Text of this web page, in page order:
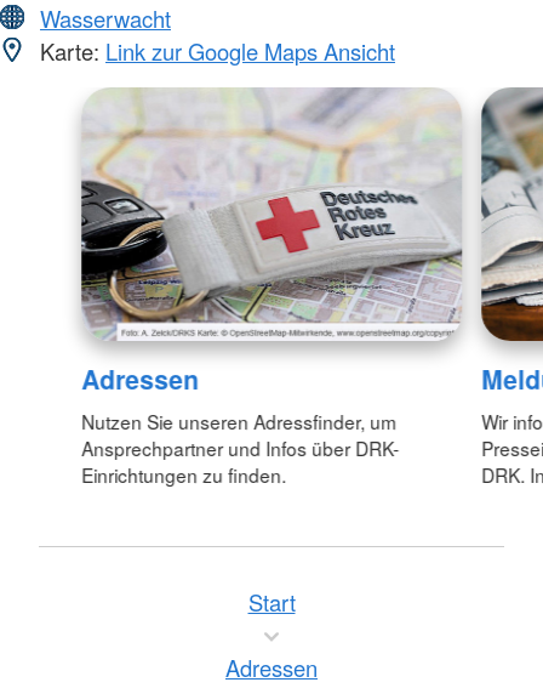
Wasserwacht
Karte: Link zur Google Maps Ansicht
Adressen
Nutzen Sie unseren Adressfinder, um
Ansprechpartner und Infos über DRK-
Einrichtungen zu finden.
Wir
DRK.
Start
Adressen